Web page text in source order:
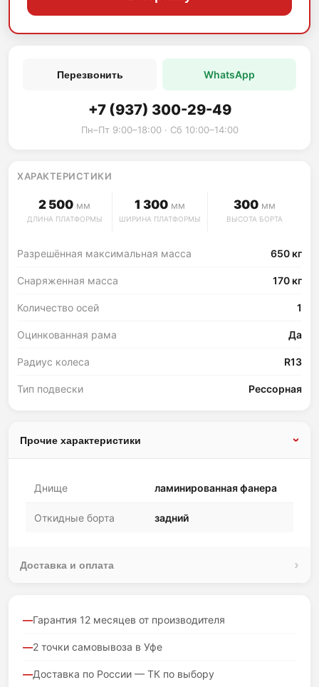
ХАРАКТЕРИСТИКИ
2 500 мм
ДЛИНА ПЛАТФОРМЫ
1 300мм
ШИРИНА ПЛАТФОРМЫ
300 мм
ВЫСОТА БОРТА
Разрешённая максимальная масса 650 кг
Снаряженная масса 170 кг
Количество осей 1
Оцинкованная рама Да
Радиус колеса R13
Тип подвески Рессорная
Прочие характеристики
Днище ламинированная фанера
Откидные борта задний
Доставка и оплата
Перезвонить WhatsApp
+7 (937) 300-29-49
Пн–Пт 9:00–18:00 · Сб 10:00–14:00
Гарантия 12 месяцев от производителя
2 точки самовывоза в Уфе
Доставка по России — ТК по выбору